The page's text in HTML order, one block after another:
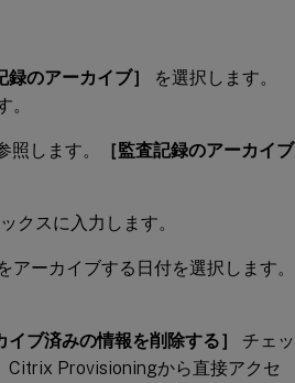
録のアーカイブ］
を選択します。
。
します。
［監査記録のアーカイブ
クスに入力します。
ーカイブする日付を選択します。
イブ済みの情報を削除する］
チェッ
Citrix Provisioningから直接アクセ